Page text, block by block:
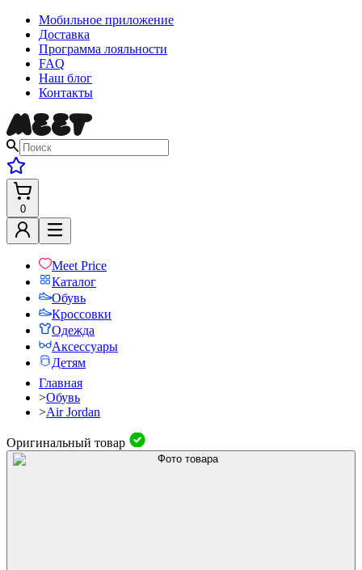
Мобильное приложение
Доставка
Программа лояльности
FAQ
Наш блог
Контакты
0
Meet Price
Каталог
Обувь
Кроссовки
Одежда
Аксессуары
Детям
Главная
>Обувь
>Air Jordan
Оригинальный товар